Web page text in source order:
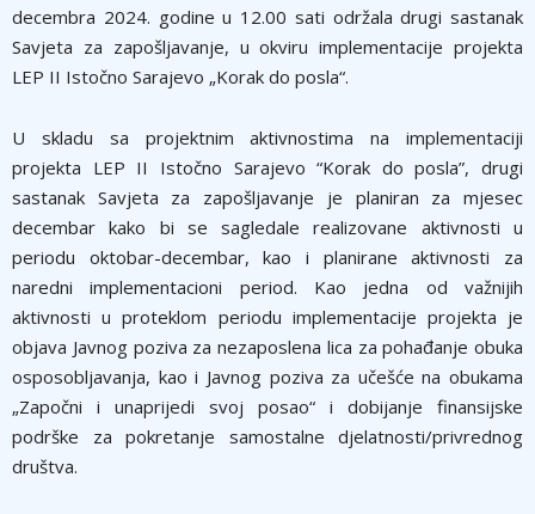
decembra 2024. godine u 12.00 sati održala drugi sastanak
Savjeta za zapošljavanje, u okviru implementacije projekta
LEP II Istočno Sarajevo „Korak do posla“.
U skladu sa projektnim aktivnostima na implementaciji
projekta LEP II Istočno Sarajevo “Korak do posla”, drugi
sastanak Savjeta za zapošljavanje je planiran za mjesec
decembar kako bi se sagledale realizovane aktivnosti u
periodu oktobar-decembar, kao i planirane aktivnosti za
naredni implementacioni period. Kao jedna od važnijih
aktivnosti u proteklom periodu implementacije projekta je
objava Javnog poziva za nezaposlena lica za pohađanje obuka
osposobljavanja, kao i Javnog poziva za učešće na obukama
„Započni i unaprijedi svoj posao“ i dobijanje finansijske
podrške za pokretanje samostalne djelatnosti/privrednog
društva.